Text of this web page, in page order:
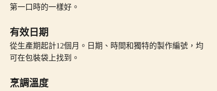
第一口時的一樣好。
有效日期
從生產期起計12個月。日期、時間和獨特的製作編號，均
可在包裝袋上找到。
烹調溫度